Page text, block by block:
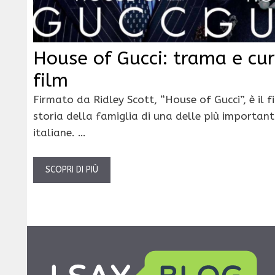
House of Gucci: trama e
film
Firmato da Ridley Scott, “House of Gucci”, è il
storia della famiglia di una delle più
italiane. …
SCOPRI DI PIÙ